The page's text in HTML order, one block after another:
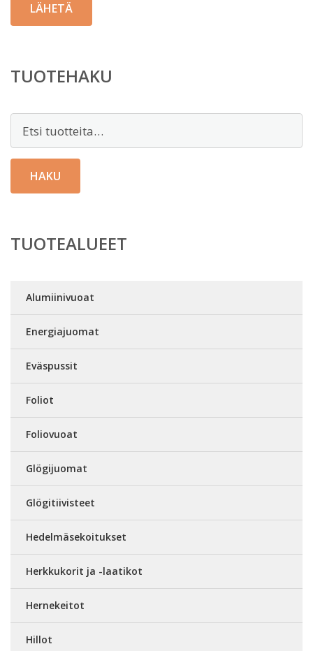
TUOTEHAKU
HAKU
TUOTEALUEET
Alumiinivuoat
Energiajuomat
Eväspussit
Foliot
Foliovuoat
Glögijuomat
Glögitiivisteet
Hedelmäsekoitukset
Herkkukorit ja -laatikot
Hernekeitot
Hillot